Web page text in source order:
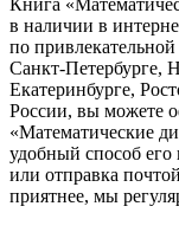
Книга
в наличии в
по
Санкт-Петербурге,
Екатеринбурге,
России, вы можете
«Математические
удобный способ его
или отправка
приятнее, мы